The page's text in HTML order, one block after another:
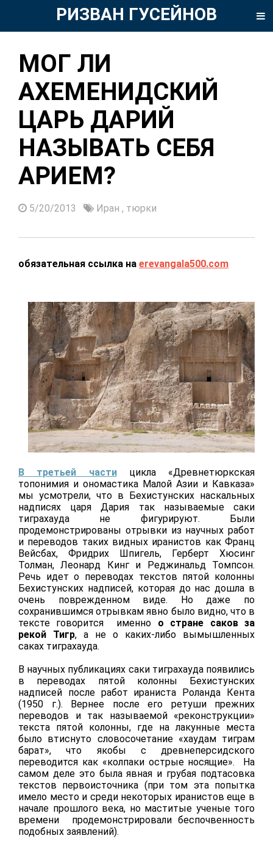
РИЗВАН ГУСЕЙНОВ
МОГ ЛИ
АХЕМЕНИДСКИЙ
ЦАРЬ ДАРИЙ
НАЗЫВАТЬ СЕБЯ
АРИЕМ?
5/20/2013 Иран , тюрки
обязательная ссылка на erevangala500.com
В третьей части
цикла «Древнетюркская
топонимия и ономастика Малой Азии и Кавказа»
мы усмотрели, что в Бехистунских наскальных
надписях царя Дария так называемые саки
тиграхауда не фигурируют. Были
продемонстрированы отрывки из научных работ
и переводов таких видных иранистов как Франц
Вейсбах, Фридрих Шпигель, Герберт Хюсинг
Толман, Леонард Кинг и Реджинальд Томпсон.
Речь идет о переводах текстов пятой колонны
Бехистунских надписей, которая до нас дошла в
очень поврежденном виде. Но даже по
сохранившимся отрывкам явно было видно, что в
тексте говорится именно о стране саков за
рекой Тигр, а не о каких-либо вымышленных
саках тиграхауда.
В научных публикациях саки тиграхауда появились
в переводах пятой колонны Бехистунских
надписей после работ ираниста Роланда Кента
(1950 г.). Вернее после его ретуши прежних
переводов и так называемой «реконструкции»
текста пятой колонны, где на лакунные места
было втиснуто словосочетание «хаудам тиграм
барат», что якобы с древнеперсидского
переводится как «колпаки острые носящие». На
самом деле это была явная и грубая подтасовка
текстов первоисточника (при том эта попытка
имело место и среди некоторых иранистов еще в
начале прошлого века, но маститые ученые того
времени продемонстрировали беспочвенность
подобных заявлений).